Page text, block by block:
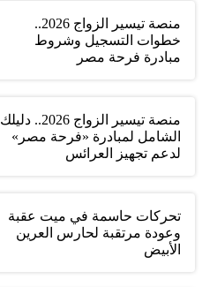
منصة تيسير الزواج 2026..
خطوات التسجيل وشروط
مبادرة فرحة مصر
منصة تيسير الزواج 2026.. دليلك
الشامل لمبادرة «فرحة مصر»
لدعم تجهيز العرائس
تحركات حاسمة في ميت عقبة
وعودة مرتقبة لحارس العرين
الأبيض